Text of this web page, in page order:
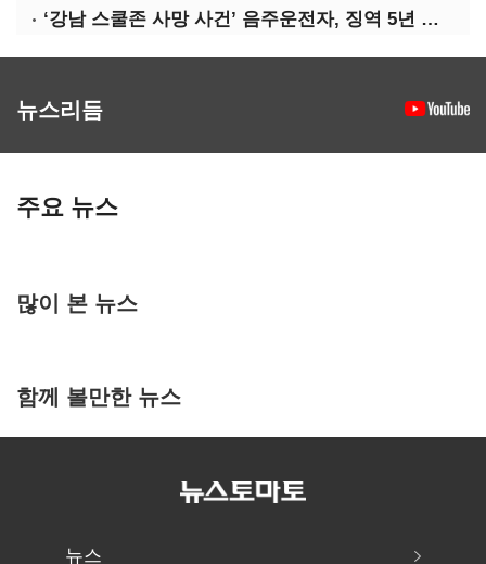
‘강남 스쿨존 사망 사건’ 음주운전자, 징역 5년 확정
뉴스리듬
주요 뉴스
많이 본 뉴스
함께 볼만한 뉴스
뉴스